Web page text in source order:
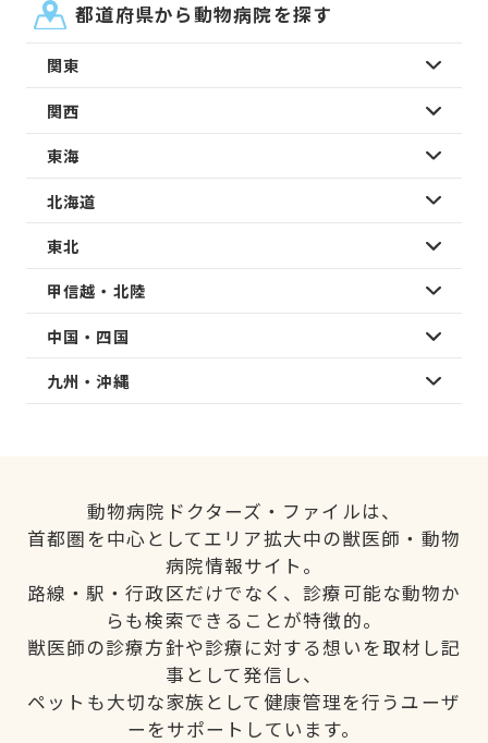
都道府県から動物病院を探す
関東
関西
東海
北海道
東北
甲信越・北陸
中国・四国
九州・沖縄
動物病院ドクターズ・ファイルは、
首都圏を中心としてエリア拡大中の獣医師・動物
病院情報サイト。
路線・駅・行政区だけでなく、診療可能な動物か
らも検索できることが特徴的。
獣医師の診療方針や診療に対する想いを取材し記
事として発信し、
ペットも大切な家族として健康管理を行うユーザ
ーをサポートしています。